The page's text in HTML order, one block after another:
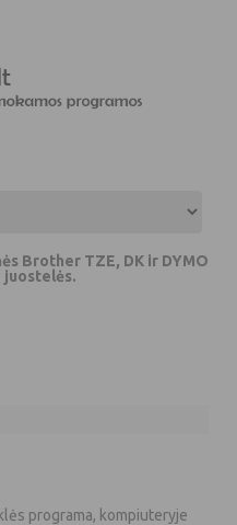
Brother TZE, DK ir DYMO
juostelės.
programa, kompiuteryje